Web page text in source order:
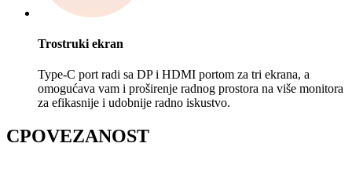
Trostruki ekran
Type-C port radi sa DP i HDMI portom za tri ekrana, a
omogućava vam i proširenje radnog prostora na više monitora
za efikasnije i udobnije radno iskustvo.
CPOVEZANOST